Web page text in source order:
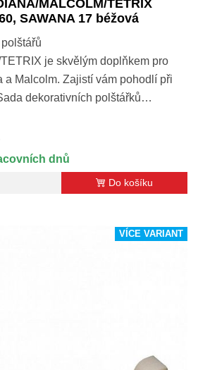
MALCOLM/TETRIX
SAWANA 17 béžová
je skvělým doplňkem pro
a Malcolm. Zajistí vám pohodlí při
dekorativních polštářků…
dnů
Do košíku
VÍCE VARIANT